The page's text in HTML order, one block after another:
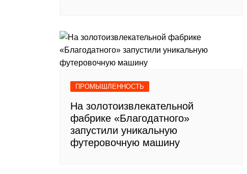
ПРОМЫШЛЕННОСТЬ
На золотоизвлекательной
фабрике «Благодатного»
запустили уникальную
футеровочную машину